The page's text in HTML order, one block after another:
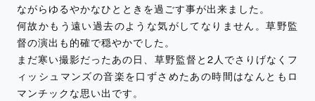
ながらゆるやかなひとときを過ごす事が出来ました。
何故かもう遠い過去のような気がしてなりません。草野監
督の演出も的確で穏やかでした。
まだ寒い撮影だったあの日、草野監督と2人でさりげなくフ
ィッシュマンズの音楽を口ずさめたあの時間はなんともロ
マンチックな思い出です。